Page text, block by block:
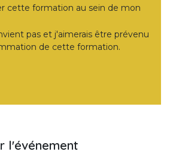
cette formation au sein de mon
pas et j'aimerais être prévenu
de cette formation.
l'événement